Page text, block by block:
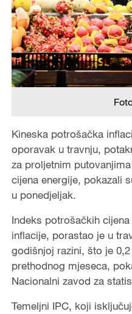
Kineska potrošačka
oporavak u travnju,
za proljetnim
cijena energije, pokazali
u ponedjeljak.
Indeks potrošačkih
inflacije, porastao je u
godišnjoj razini, što je
prethodnog mjeseca,
Nacionalni zavod za
Temeljni IPC, koji